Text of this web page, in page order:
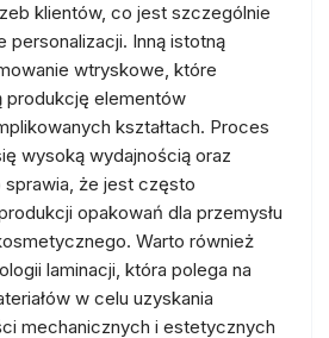
klientów, co jest szczególnie
Inną istotną
wtryskowe, które
produkcję elementów
kształtach. Proces
wysoką wydajnością oraz
że jest często
opakowań dla przemysłu
Warto również
laminacji, która polega na
w celu uzyskania
mechanicznych i estetycznych